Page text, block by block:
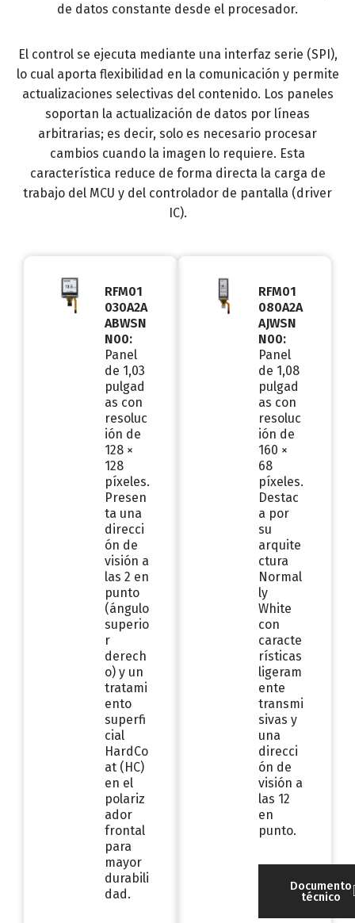
de datos constante desde el procesador.
El control se ejecuta mediante una interfaz serie (SPI),
lo cual aporta flexibilidad en la comunicación y permite
actualizaciones selectivas del contenido. Los paneles
soportan la actualización de datos por líneas
arbitrarias; es decir, solo es necesario procesar
cambios cuando la imagen lo requiere. Esta
característica reduce de forma directa la carga de
trabajo del MCU y del controlador de pantalla (driver
IC).
RFM01
030A2A
ABWSN
N00:
Panel
de 1,03
pulgad
as con
resoluc
ión de
128 ×
128
píxeles.
Presen
ta una
direcci
ón de
visión a
las 2 en
punto
(ángulo
superio
r
derech
o) y un
tratami
ento
superfi
cial
HardCo
at (HC)
en el
polariz
ador
frontal
para
mayor
durabili
dad.
RFM01
080A2A
AJWSN
N00:
Panel
de 1,08
pulgad
as con
resoluc
ión de
160 ×
68
píxeles.
Destac
a por
su
arquite
ctura
Normal
ly
White
con
caracte
rísticas
ligeram
ente
transmi
sivas y
una
direcci
ón de
visión a
las 12
en
punto.
Documento
técnico